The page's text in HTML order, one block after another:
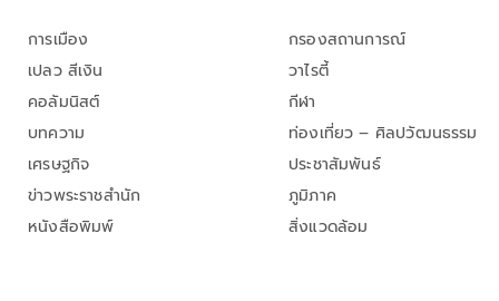
การเมือง
เปลว สีเงิน
คอลัมนิสต์
บทความ
เศรษฐกิจ
ข่าวพระราชสำนัก
หนังสือพิมพ์
กรองสถานการณ์
วาไรตี้
กีฬา
ท่องเที่ยว – ศิลปวัฒนธรรม
ประชาสัมพันธ์
ภูมิภาค
สิ่งแวดล้อม